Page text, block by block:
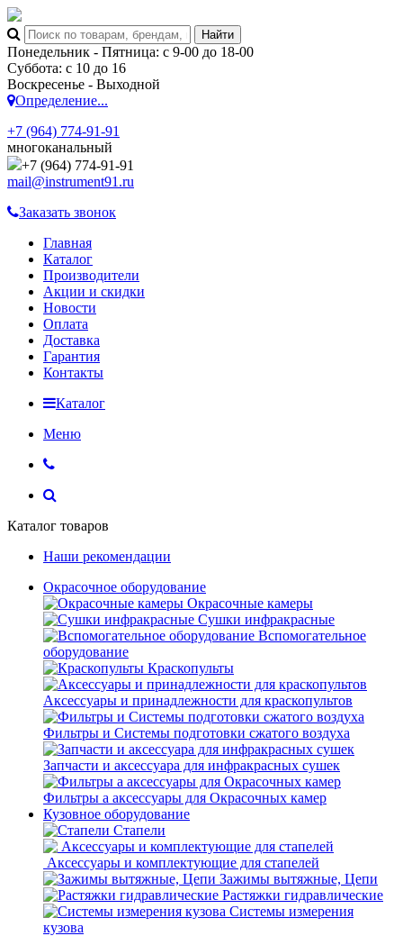
Понедельник - Пятница: с 9-00 до 18-00
Суббота: с 10 до 16
Воскресенье - Выходной
Определение...
+7 (964) 774-91-91
многоканальный
+7 (964) 774-91-91
mail@instrument91.ru
Заказать звонок
Главная
Каталог
Производители
Акции и скидки
Новости
Оплата
Доставка
Гарантия
Контакты
Каталог
Меню
Каталог товаров
Наши рекомендации
Окрасочное оборудование
Окрасочные камеры
Сушки инфракрасные
Вспомогательное
оборудование
Краскопульты
Аксессуары и принадлежности для краскопультов
Фильтры и Системы подготовки сжатого воздуха
Запчасти и аксессуара для инфракрасных сушек
Фильтры а аксессуары для Окрасочных камер
Кузовное оборудование
Стапели
Аксессуары и комплектующие для стапелей
Зажимы вытяжные, Цепи
Растяжки гидравлические
Системы измерения
кузова